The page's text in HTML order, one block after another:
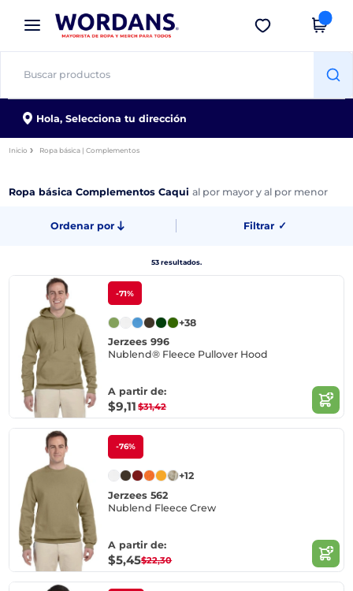
× App de Wordans
¡Mejores precios en app!
Descargar app
Hola,Selecciona tu dirección
Inicio Ropa básica | Complementos
Ropa básica Complementos Caquial por mayor y al por menor
Ordenar por Filtrar ✓
53 resultados.
-71%
+38
Jerzees 996
Nublend® Fleece Pullover Hood
A partir de:
$9,11 $31,42
-76%
+12
Jerzees 562
Nublend Fleece Crew
A partir de:
$5,45$22,30